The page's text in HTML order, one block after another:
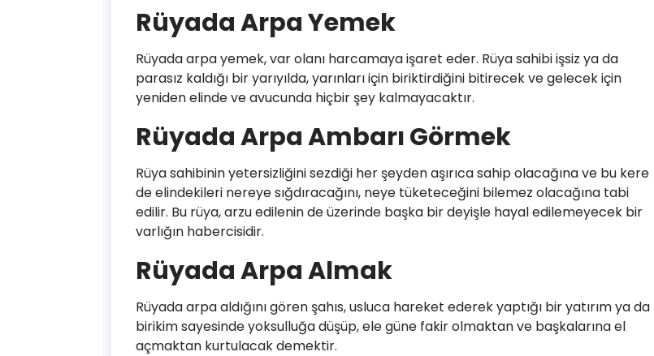
Rüyada Arpa Yemek
Rüyada arpa yemek, var olanı harcamaya işaret eder. Rüya sahibi işsiz ya da
parasız kaldığı bir yarıyılda, yarınları için biriktirdiğini bitirecek ve gelecek için
yeniden elinde ve avucunda hiçbir şey kalmayacaktır.
Rüyada Arpa Ambarı Görmek
Rüya sahibinin yetersizliğini sezdiği her şeyden aşırıca sahip olacağına ve bu kere
de elindekileri nereye sığdıracağını, neye tüketeceğini bilemez olacağına tabi
edilir. Bu rüya, arzu edilenin de üzerinde başka bir deyişle hayal edilemeyecek bir
varlığın habercisidir.
Rüyada Arpa Almak
Rüyada arpa aldığını gören şahıs, usluca hareket ederek yaptığı bir yatırım ya da
birikim sayesinde yoksulluğa düşüp, ele güne fakir olmaktan ve başkalarına el
açmaktan kurtulacak demektir.